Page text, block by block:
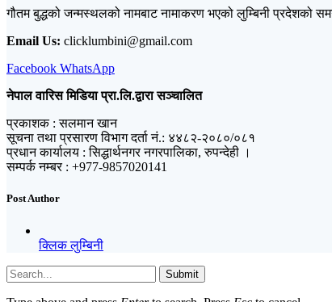
गौतम बुद्धको जन्मस्थलको नामबाट नामाकरण भएको लुम्बिनी प्रदेशको
Email Us: clicklumbini@gmail.com
Facebook WhatsApp
नेपाल वारिस मिडिया प्रा.लि.द्वारा सञ्चालित
प्रकाशक : सलमान खान
सूचना तथा प्रसारण विभाग दर्ता नं.: ४४८२-२०८०/०८१
प्रधान कार्यालय : सिद्धार्थनगर नगरपालिका, रुपन्देही ।
सम्पर्क नम्बर : +977-9857020141
Post Author
क्लिक लुम्बिनी
Submit